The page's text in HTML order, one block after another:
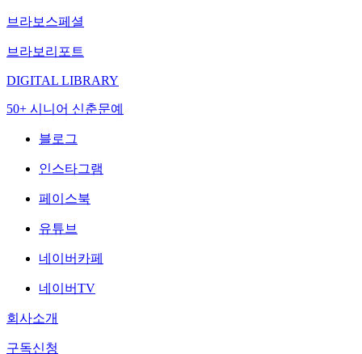
브라보스페셜
브라보리포트
DIGITAL LIBRARY
50+ 시니어 신춘문예
블로그
인스타그램
페이스북
유튜브
네이버카페
네이버TV
회사소개
구독신청